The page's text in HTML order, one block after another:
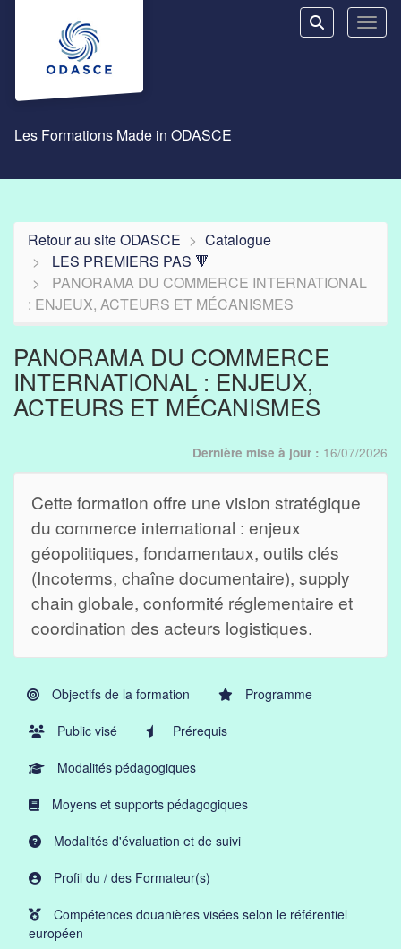
Aller au menu principal
Aller au contenu principal
Personnaliser l'interface
Rechercher
Les Formations Made in ODASCE
Retour au site ODASCE
Catalogue
LES PREMIERS PAS 🔻
PANORAMA DU COMMERCE INTERNATIONAL
: ENJEUX, ACTEURS ET MÉCANISMES
PANORAMA DU COMMERCE
INTERNATIONAL : ENJEUX,
ACTEURS ET MÉCANISMES
Dernière mise à jour : 16/07/2026
Cette formation offre une vision stratégique
du commerce international : enjeux
géopolitiques, fondamentaux, outils clés
(Incoterms, chaîne documentaire), supply
chain globale, conformité réglementaire et
coordination des acteurs logistiques.
Objectifs de la formation Programme
Public visé Prérequis
Modalités pédagogiques
Moyens et supports pédagogiques
Modalités d'évaluation et de suivi
Profil du / des Formateur(s)
Compétences douanières visées selon le référentiel
européen